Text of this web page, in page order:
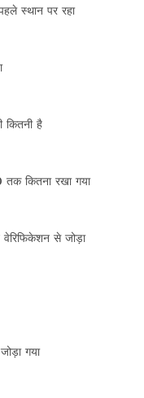
स्थान पर रहा
कितनी है
तक कितना रखा गया
से जोड़ा
गया